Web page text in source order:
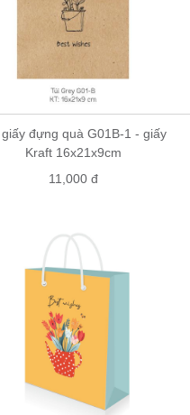
đựng quà G01B-1 - giấy
Kraft 16x21x9cm
11,000 đ